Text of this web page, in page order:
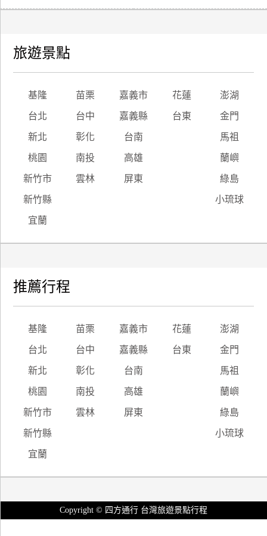
旅遊景點
基隆 苗栗 嘉義市 花蓮 澎湖
台北 台中 嘉義縣 台東 金門
新北 彰化 台南 馬祖
桃園 南投 高雄 蘭嶼
新竹市 雲林 屏東 綠島
新竹縣 小琉球
宜蘭
推薦行程
基隆 苗栗 嘉義市 花蓮 澎湖
台北 台中 嘉義縣 台東 金門
新北 彰化 台南 馬祖
桃園 南投 高雄 蘭嶼
新竹市 雲林 屏東 綠島
新竹縣 小琉球
宜蘭
Copyright © 四方通行 台灣旅遊景點行程